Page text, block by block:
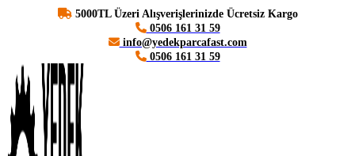
5000TL Üzeri Alışverişlerinizde Ücretsiz Kargo
0506 161 31 59
info@yedekparcafast.com
0506 161 31 59